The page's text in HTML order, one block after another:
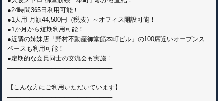
●24時間365日利用可能！
●1人用 月額44,500円（税抜）～オフィス開設可能！
●1か月から短期利用可能！
●近隣の姉妹店「野村不動産御堂筋本町ビル」の100席近いオープンス
ペースも利用可能！
●定期的な会員同士の交流会も実施！
────────────────────────
【こんな方にご利用いただいています】
────────────────────────